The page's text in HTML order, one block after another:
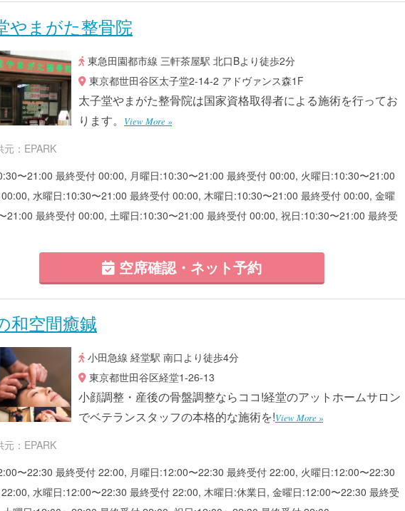
やまがた整骨院
東急田園都市線 三軒茶屋駅 北口Bより徒歩2分
東京都世田谷区太子堂2-14-2 アドヴァンス森1F
太子堂やまがた整骨院は国家資格取得者による施術を行ってお
ります。
View More »
元：EPARK
〜21:00 最終受付 00:00, 月曜日:10:30〜21:00 最終受付 00:00, 火曜日:10:30〜21:00
水曜日:10:30〜21:00 最終受付 00:00, 木曜日:10:30〜21:00 最終受付 00:00, 金曜
21:00 最終受付 00:00, 土曜日:10:30〜21:00 最終受付 00:00, 祝日:10:30〜21:00 最終受
空席確認・ネット予約
和空間癒鍼
小田急線 経堂駅 南口より徒歩4分
東京都世田谷区経堂1-26-13
小顔調整・産後の骨盤調整ならココ!経堂のアットホームサロン
でベテランスタッフの本格的な施術を!View More »
元：EPARK
〜22:30 最終受付 22:00, 月曜日:12:00〜22:30 最終受付 22:00, 火曜日:12:00〜22:30
水曜日:12:00〜22:30 最終受付 22:00, 木曜日:休業日, 金曜日:12:00〜22:30 最終受